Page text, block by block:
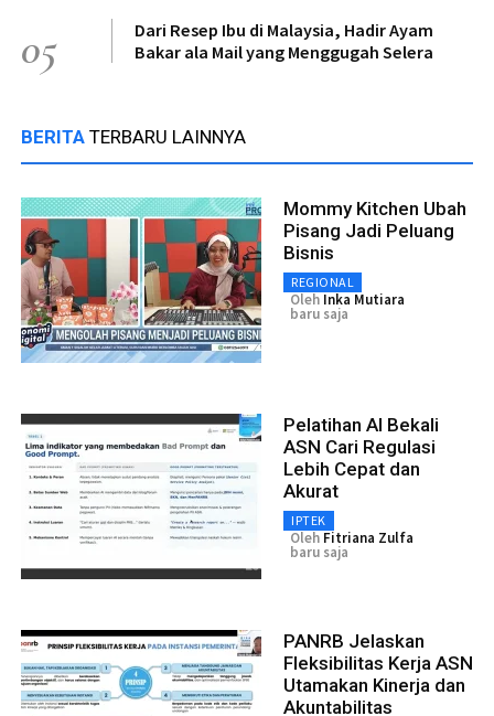
05
Dari Resep Ibu di Malaysia, Hadir Ayam
Bakar ala Mail yang Menggugah Selera
BERITA TERBARU LAINNYA
Mommy Kitchen Ubah
Pisang Jadi Peluang
Bisnis
REGIONAL
Oleh Inka Mutiara
baru saja
Pelatihan AI Bekali
ASN Cari Regulasi
Lebih Cepat dan
Akurat
IPTEK
Oleh Fitriana Zulfa
baru saja
PANRB Jelaskan
Fleksibilitas Kerja ASN
Utamakan Kinerja dan
Akuntabilitas